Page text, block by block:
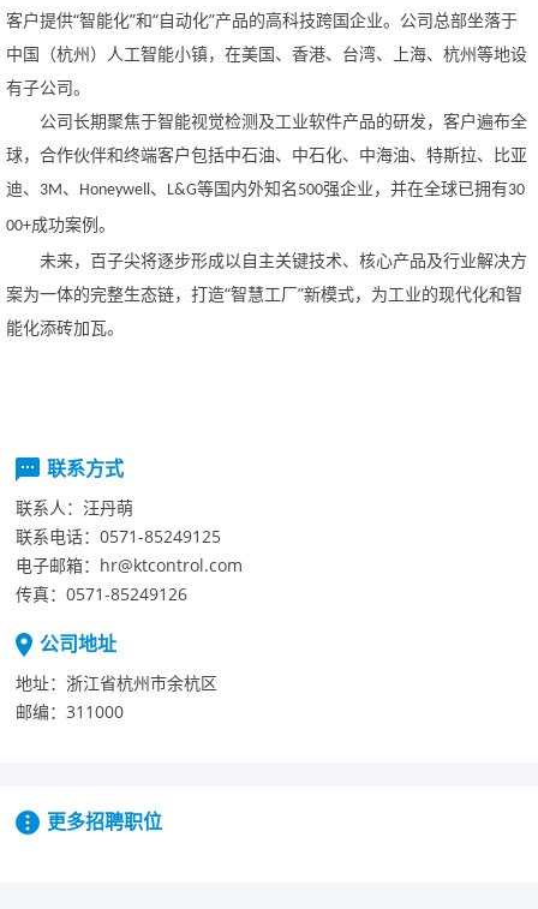
客户提供“智能化”和“自动化”产品的高科技跨国企业。公司总部坐落于
中国（杭州）人工智能小镇，在美国、香港、台湾、上海、杭州等地设
有子公司。
公司长期聚焦于智能视觉检测及工业软件产品的研发，客户遍布全
球，合作伙伴和终端客户包括中石油、中石化、中海油、特斯拉、比亚
迪、
3M、 Honeywell、 L&G等国内外知名 500强企业，并在全球已拥有30
00+成功案例。
未来，百子尖将逐步形成以自主关键技术、核心产品及行业解决方
案为一体的完整生态链，打造“智慧工厂”新模式，为工业的现代化和智
能化添砖加瓦。
联系方式
联系人： 汪丹萌
联系电话： 0571-85249125
电子邮箱： hr@ktcontrol.com
传真： 0571-85249126
公司地址
地址： 浙江省杭州市余杭区
邮编： 311000
更多招聘职位